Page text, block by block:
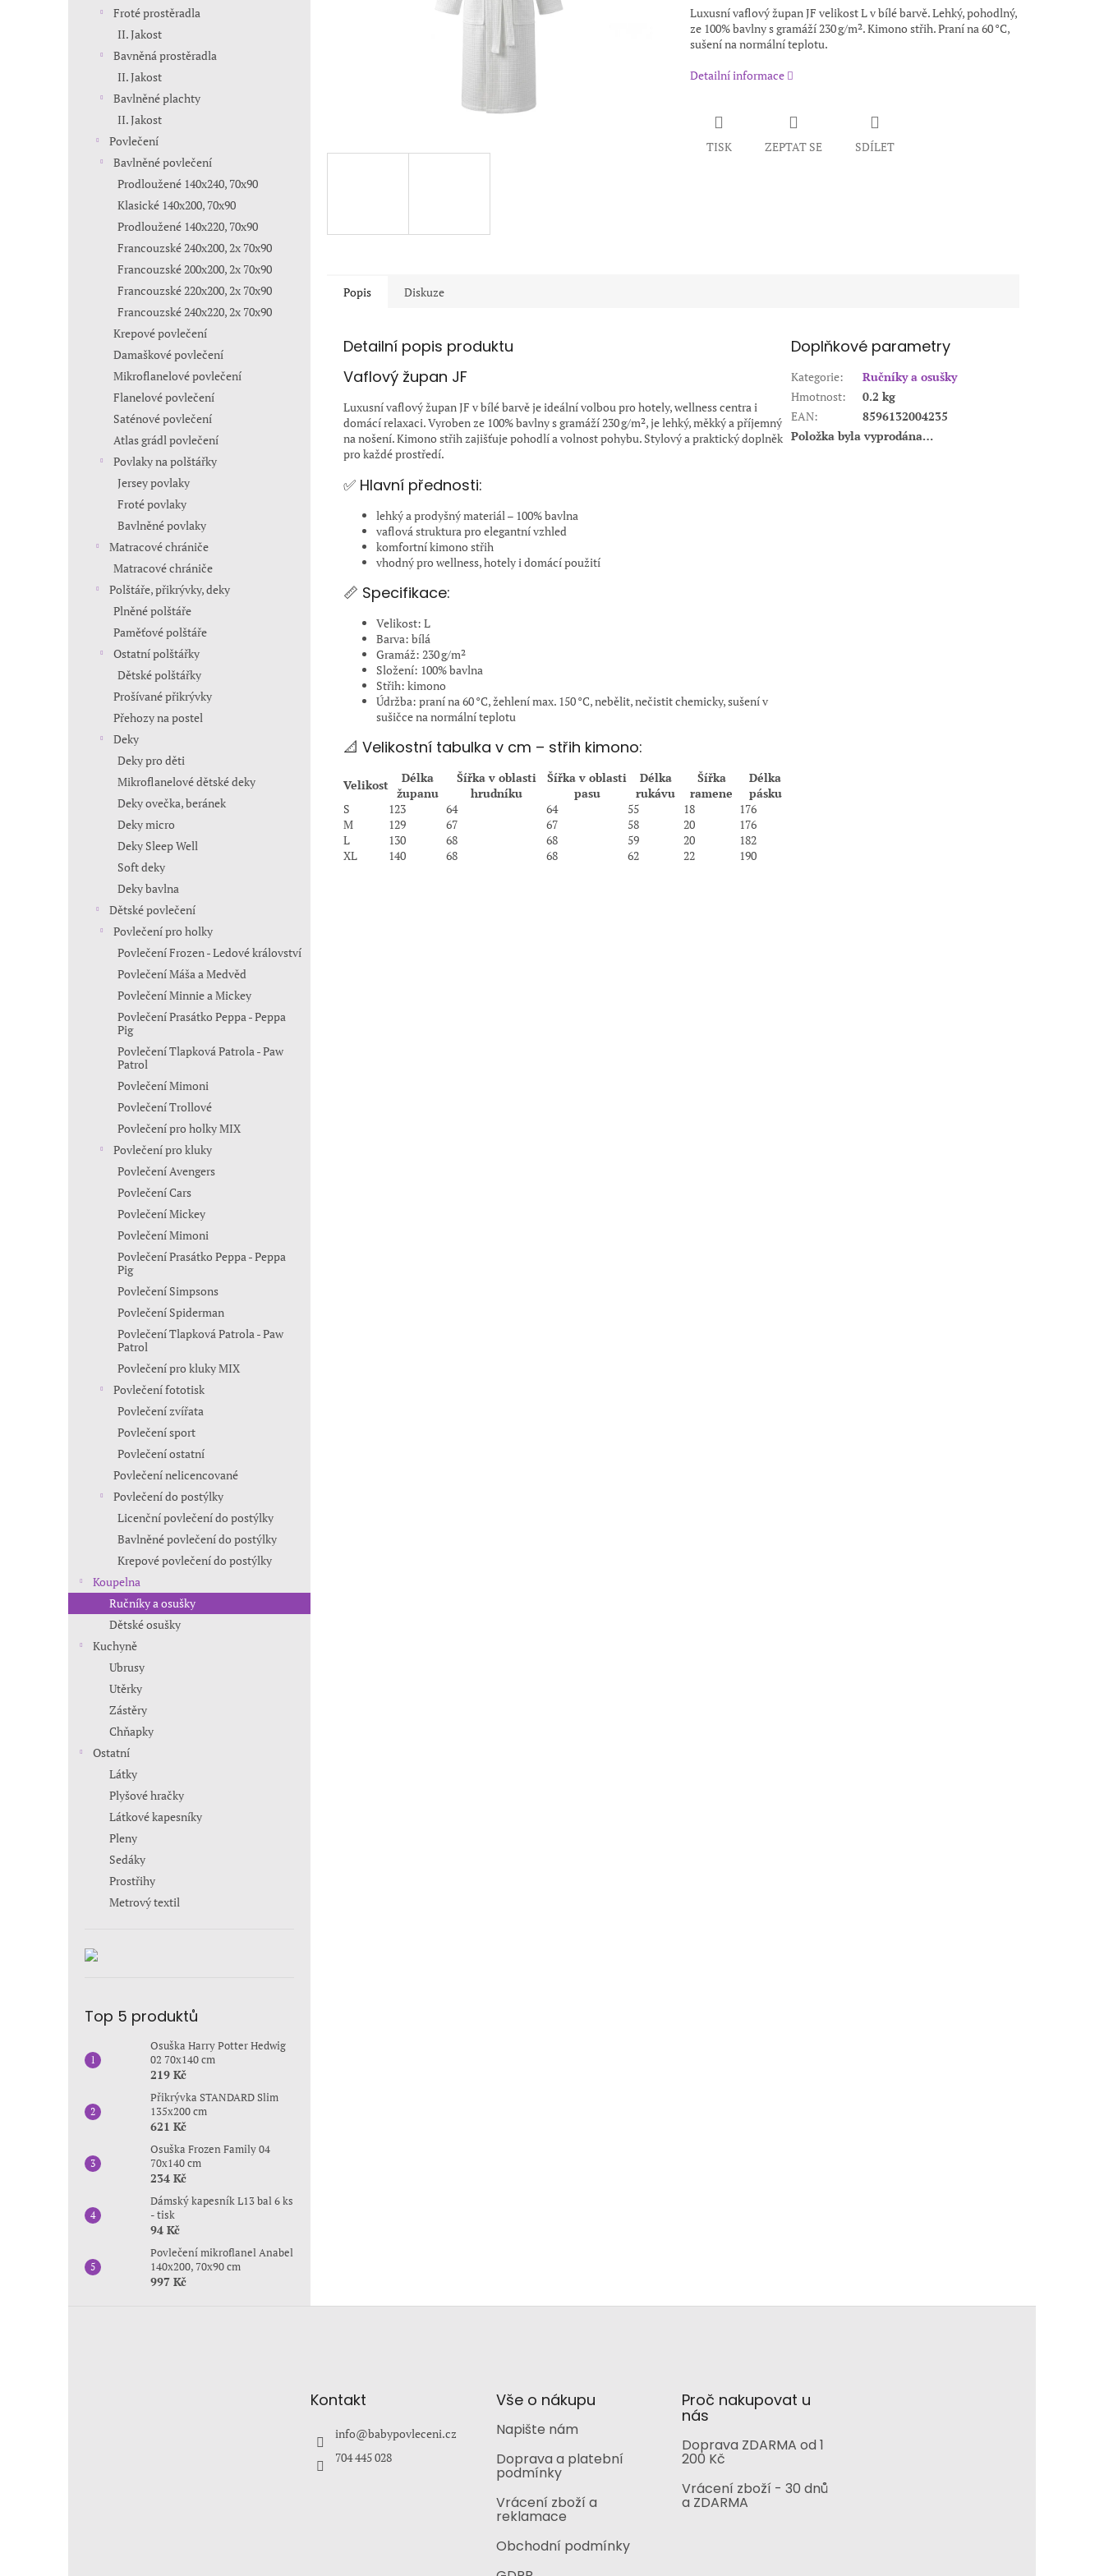
Froté prostěradla
II. Jakost
Bavněná prostěradla
II. Jakost
Bavlněné plachty
II. Jakost
Povlečení
Bavlněné povlečení
Prodloužené 140x240, 70x90
Klasické 140x200, 70x90
Prodloužené 140x220, 70x90
Francouzské 240x200, 2x 70x90
Francouzské 200x200, 2x 70x90
Francouzské 220x200, 2x 70x90
Francouzské 240x220, 2x 70x90
Krepové povlečení
Damaškové povlečení
Mikroflanelové povlečení
Flanelové povlečení
Saténové povlečení
Atlas grádl povlečení
Povlaky na polštářky
Jersey povlaky
Froté povlaky
Bavlněné povlaky
Matracové chrániče
Matracové chrániče
Polštáře, přikrývky, deky
Plněné polštáře
Paměťové polštáře
Ostatní polštářky
Dětské polštářky
Prošívané přikrývky
Přehozy na postel
Deky
Deky pro děti
Mikroflanelové dětské deky
Deky ovečka, beránek
Deky micro
Deky Sleep Well
Soft deky
Deky bavlna
Dětské povlečení
Povlečení pro holky
Povlečení Frozen - Ledové království
Povlečení Máša a Medvěd
Povlečení Minnie a Mickey
Povlečení Prasátko Peppa - Peppa
Pig
Povlečení Tlapková Patrola - Paw
Patrol
Povlečení Mimoni
Povlečení Trollové
Povlečení pro holky MIX
Povlečení pro kluky
Povlečení Avengers
Povlečení Cars
Povlečení Mickey
Povlečení Mimoni
Povlečení Prasátko Peppa - Peppa
Pig
Povlečení Simpsons
Povlečení Spiderman
Povlečení Tlapková Patrola - Paw
Patrol
Povlečení pro kluky MIX
Povlečení fototisk
Povlečení zvířata
Povlečení sport
Povlečení ostatní
Povlečení nelicencované
Povlečení do postýlky
Licenční povlečení do postýlky
Bavlněné povlečení do postýlky
Krepové povlečení do postýlky
Koupelna
Ručníky a osušky
Dětské osušky
Kuchyně
Ubrusy
Utěrky
Zástěry
Chňapky
Ostatní
Látky
Plyšové hračky
Látkové kapesníky
Pleny
Sedáky
Prostřihy
Metrový textil
Top 5 produktů
Osuška Harry Potter Hedwig
02 70x140 cm
219 Kč
Přikrývka STANDARD Slim
135x200 cm
621 Kč
Osuška Frozen Family 04
70x140 cm
234 Kč
Dámský kapesník L13 bal 6 ks
- tisk
94 Kč
Povlečení mikroflanel Anabel
140x200, 70x90 cm
997 Kč
Luxusní vaflový župan JF velikost L v bílé barvě. Lehký, pohodlný,
ze 100% bavlny s gramáží 230 g/m². Kimono střih. Praní na 60 °C,
sušení na normální teplotu.
Detailní informace
TISK ZEPTAT SE SDÍLET
Popis Diskuze
Detailní popis produktu
Vaflový župan JF
Luxusní vaflový župan JF v bílé barvě je ideální volbou pro hotely, wellness centra i
domácí relaxaci. Vyroben ze 100% bavlny s gramáží 230 g/m², je lehký, měkký a příjemný
na nošení. Kimono střih zajišťuje pohodlí a volnost pohybu. Stylový a praktický doplněk
pro každé prostředí.
✅ Hlavní přednosti:
lehký a prodyšný materiál – 100% bavlna
vaflová struktura pro elegantní vzhled
komfortní kimono střih
vhodný pro wellness, hotely i domácí použití
📏 Specifikace:
Velikost: L
Barva: bílá
Gramáž: 230 g/m²
Složení: 100% bavlna
Střih: kimono
Údržba: praní na 60 °C, žehlení max. 150 °C, nebělit, nečistit chemicky, sušení v
sušičce na normální teplotu
📐 Velikostní tabulka v cm – střih kimono:
Velikost
Délka
županu
Šířka v oblasti
hrudníku
Šířka v oblasti
pasu
Délka
rukávu
Šířka
ramene
Délka
pásku
S
123 64 64 55 18
176
M
129 67 67 58 20
176
L
130 68 68 59 20
182
XL
140 68 68 62 22 190
Doplňkové parametry
Kategorie:
Ručníky a osušky
Hmotnost:
0.2 kg
EAN:
8596132004235
Položka byla vyprodána…
Kontakt
info@babypovleceni.cz
704 445 028
Vše o nákupu
Napište nám
Doprava a platební
podmínky
Vrácení zboží a
reklamace
Obchodní podmínky
Proč nakupovat u
nás
Doprava ZDARMA od 1
200 Kč
Vrácení zboží - 30 dnů
a ZDARMA